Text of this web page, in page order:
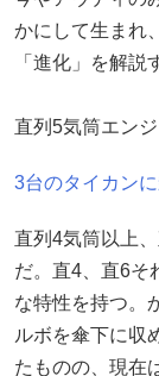
かにして生まれ
「進化」を解説
直列5気筒エン
3台のタイカン
直列4気筒以上
だ。直4、直6そ
な特性を持つ。
ルボを傘下に収
たものの、現在